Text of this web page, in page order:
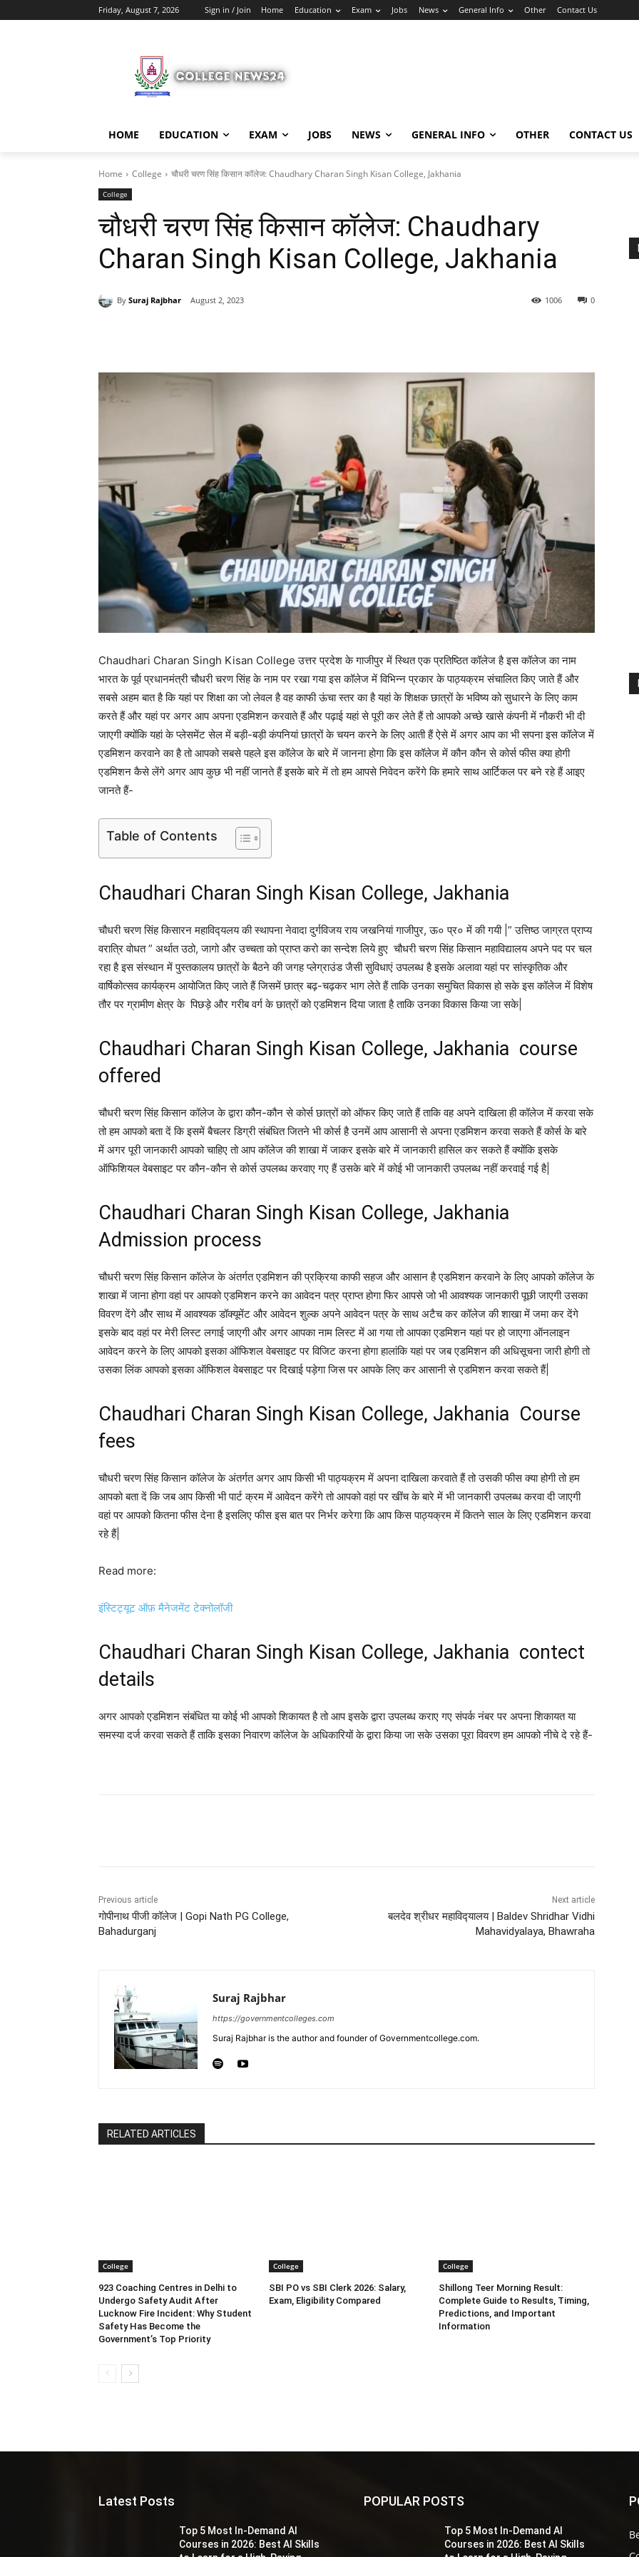
Friday, August 7, 2026 Sign in / Join Home Education Exam Jobs News General Info Other Contact Us
HOME EDUCATION EXAM JOBS NEWS GENERAL INFO OTHER CONTACT US
Home College चौधरी चरण सिंह किसान कॉलेज: Chaudhary Charan Singh Kisan College, Jakhania
College
चौधरी चरण सिंह किसान कॉलेज: Chaudhary
Charan Singh Kisan College, Jakhania
By Suraj Rajbhar August 2, 2023 0
1006
Chaudhari Charan Singh Kisan College उत्तर प्रदेश के गाजीपुर में स्थित एक प्रतिष्ठित कॉलेज है इस कॉलेज का नाम
भारत के पूर्व प्रधानमंत्री चौधरी चरण सिंह के नाम पर रखा गया इस कॉलेज में विभिन्न प्रकार के पाठ्यक्रम संचालित किए जाते हैं और
सबसे अहम बात है कि यहां पर शिक्षा का जो लेवल है वह काफी ऊंचा स्तर का है यहां के शिक्षक छात्रों के भविष्य को सुधारने के लिए काम
करते हैं और यहां पर अगर आप अपना एडमिशन करवाते हैं और पढ़ाई यहां से पूरी कर लेते हैं तो आपको अच्छे खासे कंपनी में नौकरी भी दी
जाएगी क्योंकि यहां के प्लेसमेंट सेल में बड़ी-बड़ी कंपनियां छात्रों के चयन करने के लिए आती हैं ऐसे में अगर आप का भी सपना इस कॉलेज में
एडमिशन करवाने का है तो आपको सबसे पहले इस कॉलेज के बारे में जानना होगा कि इस कॉलेज में कौन कौन से कोर्स फीस क्या होगी
एडमिशन कैसे लेंगे अगर आप कुछ भी नहीं जानते हैं इसके बारे में तो हम आपसे निवेदन करेंगे कि हमारे साथ आर्टिकल पर बने रहे हैं आइए
जानते हैं-
Table of Contents
Chaudhari Charan Singh Kisan College, Jakhania
चौधरी चरण सिंह किसारन महाविद्‍यलय की स्थापना नेवादा दुर्गविजय राय जखनियां गाजीपुर, ऊ० प्र० में की गयी |” उत्तिष्ठ जाग्रत प्राप्य
वरात्रि वोधत ” अर्थात उठो, जागो और उच्चता को प्राप्त करो का सन्देश लिये हुए चौधरी चरण सिंह किसान महाविद्यालय अपने पद पर चल
रहा है इस संस्थान में पुस्तकालय छात्रों के बैठने की जगह प्लेग्राउंड जैसी सुविधाएं उपलब्ध है इसके अलावा यहां पर सांस्कृतिक और
वार्षिकोत्सव कार्यक्रम आयोजित किए जाते हैं जिसमें छात्र बढ़-चढ़कर भाग लेते हैं ताकि उनका समुचित विकास हो सके इस कॉलेज में विशेष
तौर पर ग्रामीण क्षेत्र के पिछड़े और गरीब वर्ग के छात्रों को एडमिशन दिया जाता है ताकि उनका विकास किया जा सके|
Chaudhari Charan Singh Kisan College, Jakhania course
offered
चौधरी चरण सिंह किसान कॉलेज के द्वारा कौन-कौन से कोर्स छात्रों को ऑफर किए जाते हैं ताकि वह अपने दाखिला ही कॉलेज में करवा सके
तो हम आपको बता दें कि इसमें बैचलर डिग्री संबंधित जितने भी कोर्स है उनमें आप आसानी से अपना एडमिशन करवा सकते हैं कोर्स के बारे
में अगर पूरी जानकारी आपको चाहिए तो आप कॉलेज की शाखा में जाकर इसके बारे में जानकारी हासिल कर सकते हैं क्योंकि इसके
ऑफिशियल वेबसाइट पर कौन-कौन से कोर्स उपलब्ध करवाए गए हैं उसके बारे में कोई भी जानकारी उपलब्ध नहीं करवाई गई है|
Chaudhari Charan Singh Kisan College, Jakhania
Admission process
चौधरी चरण सिंह किसान कॉलेज के अंतर्गत एडमिशन की प्रक्रिया काफी सहज और आसान है एडमिशन करवाने के लिए आपको कॉलेज के
शाखा में जाना होगा वहां पर आपको एडमिशन करने का आवेदन पत्र प्राप्त होगा फिर आपसे जो भी आवश्यक जानकारी पूछी जाएगी उसका
विवरण देंगे और साथ में आवश्यक डॉक्यूमेंट और आवेदन शुल्क अपने आवेदन पत्र के साथ अटैच कर कॉलेज की शाखा में जमा कर देंगे
इसके बाद वहां पर मेरी लिस्ट लगाई जाएगी और अगर आपका नाम लिस्ट में आ गया तो आपका एडमिशन यहां पर हो जाएगा ऑनलाइन
आवेदन करने के लिए आपको इसका ऑफिशल वेबसाइट पर विजिट करना होगा हालांकि यहां पर जब एडमिशन की अधिसूचना जारी होगी तो
उसका लिंक आपको इसका ऑफिशल वेबसाइट पर दिखाई पड़ेगा जिस पर आपके लिए कर आसानी से एडमिशन करवा सकते हैं|
Chaudhari Charan Singh Kisan College, Jakhania Course
fees
चौधरी चरण सिंह किसान कॉलेज के अंतर्गत अगर आप किसी भी पाठ्यक्रम में अपना दाखिला करवाते हैं तो उसकी फीस क्या होगी तो हम
आपको बता दें कि जब आप किसी भी पार्ट क्रम में आवेदन करेंगे तो आपको वहां पर खींच के बारे में भी जानकारी उपलब्ध करवा दी जाएगी
वहां पर आपको कितना फीस देना है इसलिए फीस इस बात पर निर्भर करेगा कि आप किस पाठ्यक्रम में कितने साल के लिए एडमिशन करवा
रहे हैं|
Read more:
इंस्टिट्यूट ऑफ़ मैनेजमेंट टेक्नोलॉजी
Chaudhari Charan Singh Kisan College, Jakhania contect
details
अगर आपको एडमिशन संबंधित या कोई भी आपको शिकायत है तो आप इसके द्वारा उपलब्ध कराए गए संपर्क नंबर पर अपना शिकायत या
समस्या दर्ज करवा सकते हैं ताकि इसका निवारण कॉलेज के अधिकारियों के द्वारा किया जा सके उसका पूरा विवरण हम आपको नीचे दे रहे हैं-
Previous article
गोपीनाथ पीजी कॉलेज | Gopi Nath PG College,
Bahadurganj
Next article
बलदेव श्रीधर महाविद्‍यालय | Baldev Shridhar Vidhi
Mahavidyalaya, Bhawraha
Suraj Rajbhar
https://governmentcolleges.com
Suraj Rajbhar is the author and founder of Governmentcollege.com.
RELATED ARTICLES
College
923 Coaching Centres in Delhi to
Undergo Safety Audit After
Lucknow Fire Incident: Why Student
Safety Has Become the
Government’s Top Priority
College
SBI PO vs SBI Clerk 2026: Salary,
Exam, Eligibility Compared
College
Shillong Teer Morning Result:
Complete Guide to Results, Timing,
Predictions, and Important
Information
Latest Posts
Top 5 Most In-Demand AI
Courses in 2026: Best AI Skills
POPULAR POSTS
Top 5 Most In-Demand AI
Courses in 2026: Best AI Skills